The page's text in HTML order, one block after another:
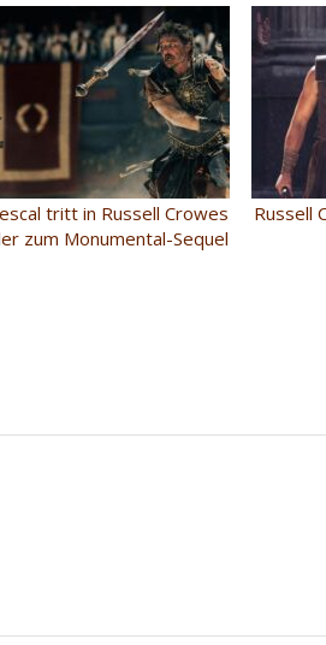
tritt in Russell Crowes
zum Monumental-Sequel
Russell